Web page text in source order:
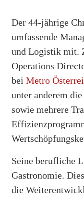
Der 44-jährige
umfassende
und Logistik mit.
Operations
bei Metro
unter anderem
sowie mehrere
Seine berufliche
Gastronomie.
die